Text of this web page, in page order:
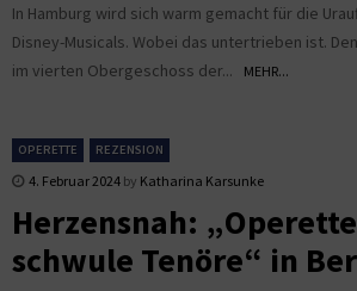
In Hamburg wird sich warm gemacht für die
Disney-Musicals. Wobei das untertrieben ist.
im vierten Obergeschoss der...
MEHR...
OPERETTE REZENSION
4. Februar 2024 by Katharina Karsunke
Herzensnah:
schwule Tenöre“ in